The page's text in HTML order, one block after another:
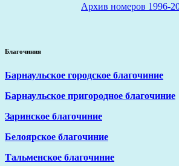
Архив номеров 1996-
Благочиния
Барнаульское городское благочиние
Барнаульское пригородное благочиние
Заринское благочиние
Белоярское благочиние
Тальменское благочиние